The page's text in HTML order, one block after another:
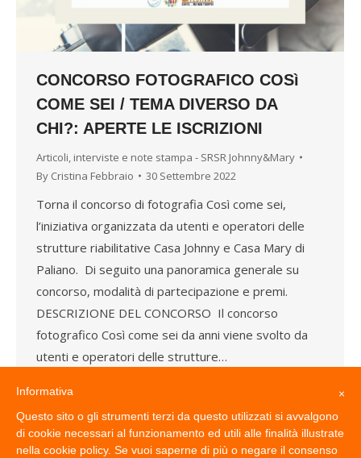
CONCORSO FOTOGRAFICO COSì
COME SEI / TEMA DIVERSO DA
CHI?: APERTE LE ISCRIZIONI
Articoli, interviste e note stampa - SRSR Johnny&Mary
By Cristina Febbraio 30 Settembre 2022
Torna il concorso di fotografia Così come sei,
l’iniziativa organizzata da utenti e operatori delle
strutture riabilitative Casa Johnny e Casa Mary di
Paliano. Di seguito una panoramica generale su
concorso, modalità di partecipazione e premi.
DESCRIZIONE DEL CONCORSO Il concorso
fotografico Così come sei da anni viene svolto da
utenti e operatori delle strutture…
1 2 3 4 5 … 8
×
Informativa
Questo sito o gli strumenti terzi da questo utilizzati si avvalgono
di cookie necessari al funzionamento ed utili alle finalità illustrate
nella cookie policy. Se vuoi saperne di più o negare il consenso